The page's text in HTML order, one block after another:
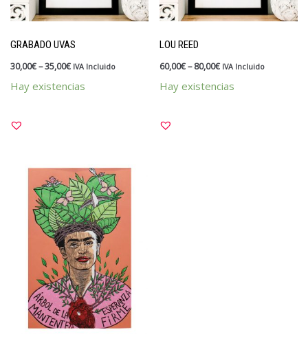
GRABADO UVAS
30,00€–35,00€ IVA Incluido
Hay existencias
LOU REED
60,00€–80,00€ IVA Incluido
Hay existencias